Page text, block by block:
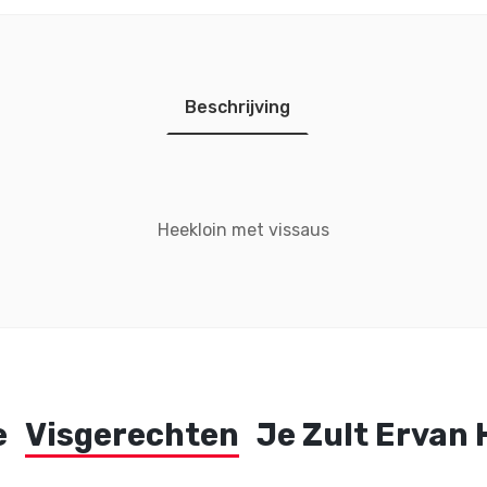
Beschrijving
Heekloin met vissaus
Visgerechten Je Zult Ervan